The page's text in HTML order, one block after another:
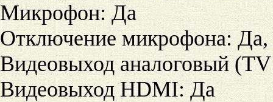
Микрофон: Да
Отключение микрофона: Да,
Видеовыход аналоговый
Видеовыход HDMI: Да